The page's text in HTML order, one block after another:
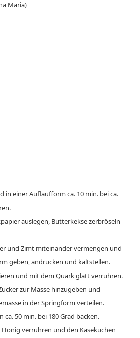
Maria)
in einer Auflaufform ca. 10 min. bei ca.
auslegen, Butterkekse zerbröseln
und Zimt miteinander vermengen und
geben, andrücken und kaltstellen.
und mit dem Quark glatt verrühren.
zur Masse hinzugeben und
in der Springform verteilen.
50 min. bei 180 Grad backen.
Honig verrühren und den Käsekuchen